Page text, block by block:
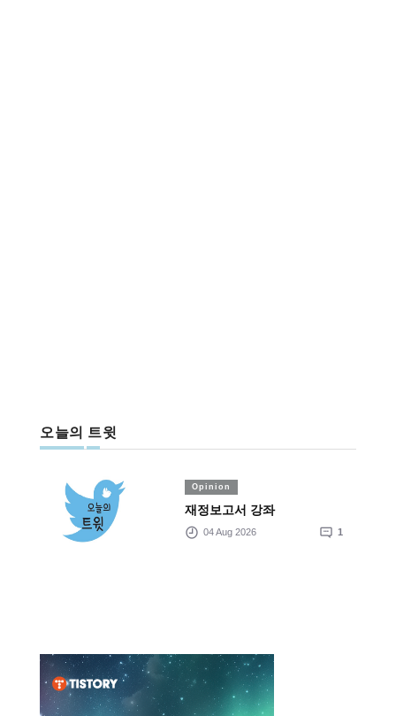
오늘의 트윗
Opinion
재정보고서 강좌
04 Aug 2026 1